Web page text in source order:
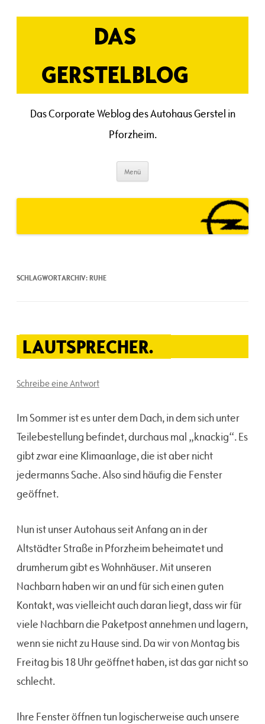
Inhalt
DAS
GERSTELBLOG
Das Corporate Weblog des Autohaus Gerstel in
Pforzheim.
Menü
SCHLAGWORTARCHIV:RUHE
LAUTSPRECHER.
Schreibe eine Antwort
Im Sommer ist es unter dem Dach, in dem sich unter
Teilebestellung befindet, durchaus mal „knackig“. Es
gibt zwar eine Klimaanlage, die ist aber nicht
jedermanns Sache. Also sind häufig die Fenster
geöffnet.
Nun ist unser Autohaus seit Anfang an in der
Altstädter Straße in Pforzheim beheimatet und
drumherum gibt es Wohnhäuser. Mit unseren
Nachbarn haben wir an und für sich einen guten
Kontakt, was vielleicht auch daran liegt, dass wir für
viele Nachbarn die Paketpost annehmen und lagern,
wenn sie nicht zu Hause sind. Da wir von Montag bis
Freitag bis 18 Uhr geöffnet haben, ist das gar nicht so
schlecht.
Ihre Fenster öffnen tun logischerweise auch unsere